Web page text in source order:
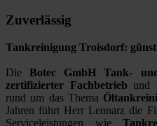
Zuverlässig
Tankreinigung Troisdorf:
DieBotec GmbH Tank-
zertifizierter Fachbetrieb und
rund um das Thema
Jahren führt Herr Lennarz die
Serviceleistungen wie